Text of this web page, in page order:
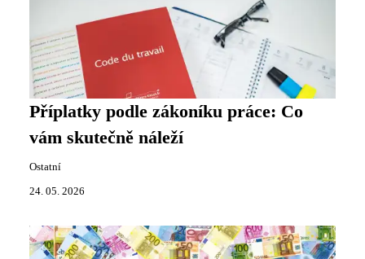
Příplatky podle zákoníku práce: Co
vám skutečně náleží
Ostatní
24. 05. 2026